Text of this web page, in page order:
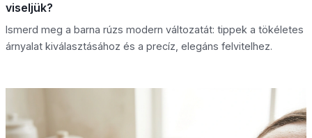
viseljük?
Ismerd meg a barna rúzs modern változatát: tippek a tökéletes
árnyalat kiválasztásához és a precíz, elegáns felvitelhez.